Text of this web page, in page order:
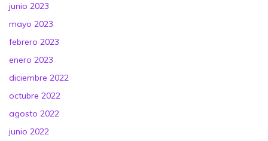
junio 2023
mayo 2023
febrero 2023
enero 2023
diciembre 2022
octubre 2022
agosto 2022
junio 2022